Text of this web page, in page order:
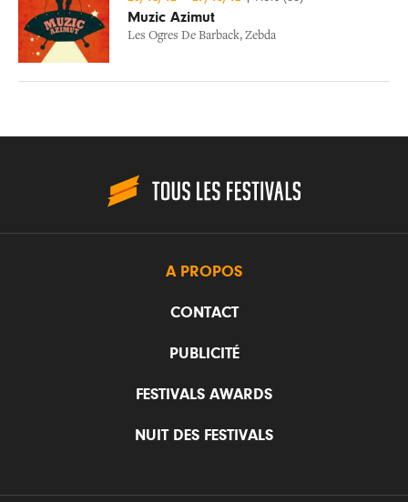
Muzic Azimut
Les Ogres De Barback, Zebda
A PROPOS
CONTACT
PUBLICITÉ
FESTIVALS AWARDS
NUIT DES FESTIVALS